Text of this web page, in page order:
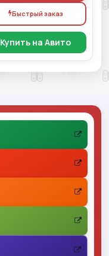
Быстрый заказ
Купить на Авито